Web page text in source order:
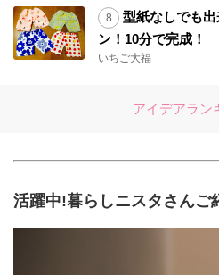
型紙なしでも
ン！10分で完成！
いちご大福
アイデアラン
活躍中!暮らしニスタさんご